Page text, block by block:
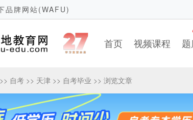
品牌网站(WAFU)
首页 视频课程
>> 自考 >> 天津 >> 自考毕业 >> 浏览文章